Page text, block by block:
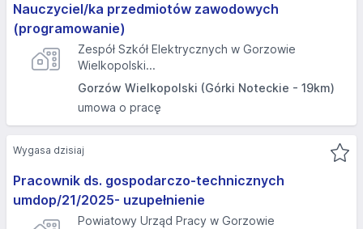
Nauczyciel/ka przedmiotów zawodowych
(programowanie)
Zespół Szkół Elektrycznych w Gorzowie
Wielkopolski...
Gorzów Wielkopolski (Górki Noteckie - 19km)
umowa o pracę
Pracownik ds. gospodarczo-technicznych
umdop/21/2025- uzupełnienie
Powiatowy Urząd Pracy w Gorzowie
Wygasa dzisiaj